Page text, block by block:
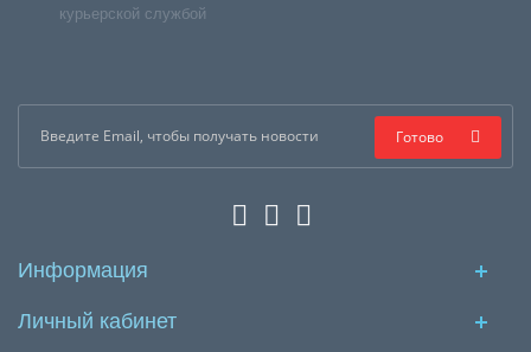
курьерской службой
Готово
Информация
Личный кабинет